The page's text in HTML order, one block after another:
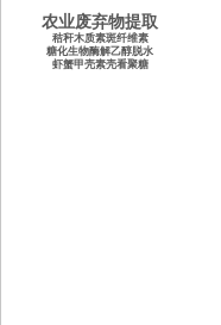
农业废弃物提取
秸秆木质素斑纤维素
糖化生物酶解乙醇脱水
虾蟹甲壳素壳看聚糖